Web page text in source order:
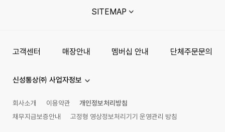
SITEMAP
고객센터 매장안내 멤버십 안내 단체주문문의
신성통상㈜ 사업자정보
회사소개 이용약관
개인정보처리방침
채무지급보증안내
고정형 영상정보처리기기 운영관리 방침